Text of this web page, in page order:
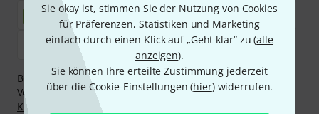
Sie okay ist, stimmen Sie der Nutzung von Cookies
für Präferenzen, Statistiken und Marketing
einfach durch einen Klick auf „Geht klar“ zu (alle
anzeigen).
Sie können Ihre erteilte Zustimmung jederzeit
über die Cookie-Einstellungen (hier) widerrufen.
Bezahlen Sie vertraulich und sicher per Nachnahme,
Vorkasse, PayPal, Amazon Pay,Klarna Sofort bezahlen
Klarna Ratenzahlung